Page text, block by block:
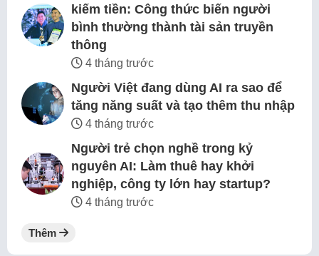
kiếm tiền: Công thức biến người
bình thường thành tài sản truyền
thông
4 tháng trước
Người Việt đang dùng AI ra sao để
tăng năng suất và tạo thêm thu nhập
4 tháng trước
Người trẻ chọn nghề trong kỷ
nguyên AI: Làm thuê hay khởi
nghiệp, công ty lớn hay startup?
4 tháng trước
Thêm